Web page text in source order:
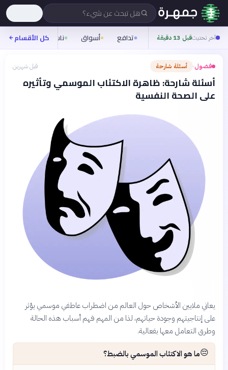
هل تبحث عن شيء؟
آخر تحديثقبل 13 دقيقة تدافع أسواق ناس روح
كل الأقسام
فضول› أسئلة شارحة قبل شهرين
أسئلة شارحة: ظاهرة الاكتئاب الموسمي وتأثيره
على الصحة النفسية
يعاني ملايين الأشخاص حول العالم من اضطراب عاطفي موسمي يؤثر
على إنتاجيتهم وجودة حياتهم، لذا من المهم فهم أسباب هذه الحالة
وطرق التعامل معها بفعالية.
😔ما هو الاكتئاب الموسمي بالضبط؟